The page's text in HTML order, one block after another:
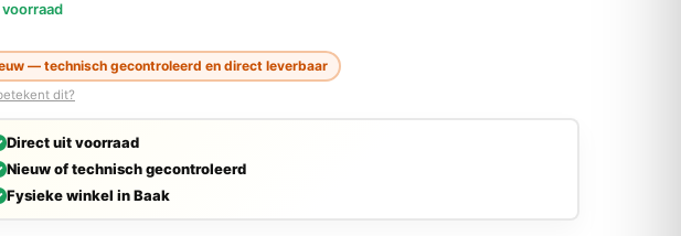
voorraad
— technisch gecontroleerd en direct leverbaar
dit?
Direct uit voorraad
Nieuw of technisch gecontroleerd
Fysieke winkel in Baak